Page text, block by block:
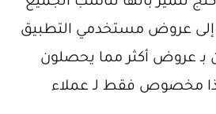
إلى عروض مستخدمي التطبيق
بـ عروض أكثر مما يحصلون
مخصوص فقط لـ عملاء